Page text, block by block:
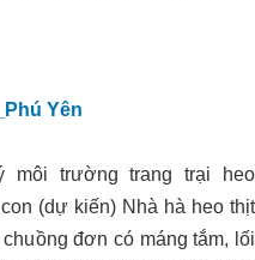
Yên
môi trường trang trại heo
(dự kiến) Nhà hà heo thịt
đơn có máng tắm, lối